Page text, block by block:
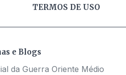
TERMOS DE USO
e Blogs
da Guerra Oriente Médio